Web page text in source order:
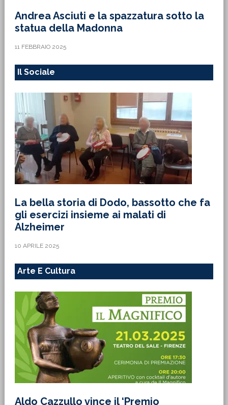
Andrea Asciuti e la spazzatura sotto la
statua della Madonna
11 FEBBRAIO 2025
Il Sociale
La bella storia di Dodo, bassotto che fa
gli esercizi insieme ai malati di
Alzheimer
10 APRILE 2025
Arte E Cultura
Aldo Cazzullo vince il ‘Premio